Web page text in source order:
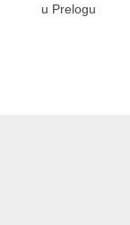
u Prelogu